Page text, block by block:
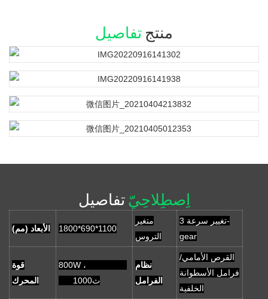
منتج تفاصيل
اِصطِلاحِيّتفاصيل
الأبعاد (مم) 1800*690*1100
متغير
التروس
تغيير سرعة 3-
gear
قوة
المحرك
800W ،
ث1000
نظام
الفرامل
القرص الأمامي/
فرامل الأسطوانة
الخلفية